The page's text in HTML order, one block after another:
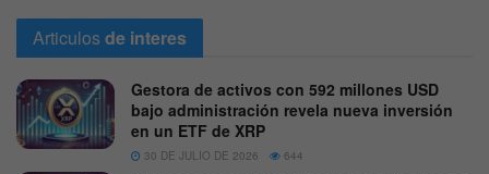
Articulosde interes
Gestora de activos con 592 millones USD
bajo administración revela nueva inversión
en un ETF de XRP
30 DE JULIO DE 2026 644